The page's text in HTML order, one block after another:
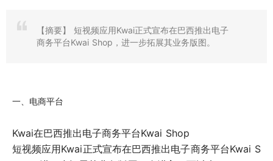
【摘要】
短视频应用Kwai正式宣布在巴西推出电子
商务平台Kwai Shop，进一步拓展其业务版图。
一、电商平台
Kwai在巴西推出电子商务平台Kwai Shop
短视频应用Kwai正式宣布在巴西推出电子商务平台Kwai S